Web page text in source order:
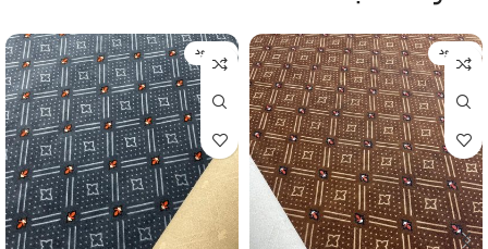
ناموجود ناموجود